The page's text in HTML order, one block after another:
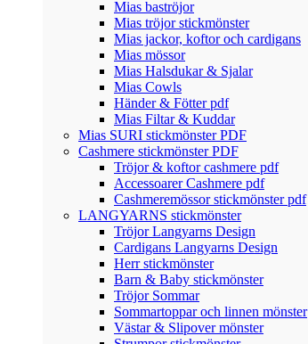
Mias baströjor
Mias tröjor stickmönster
Mias jackor, koftor och cardigans
Mias mössor
Mias Halsdukar & Sjalar
Mias Cowls
Händer & Fötter pdf
Mias Filtar & Kuddar
Mias SURI stickmönster PDF
Cashmere stickmönster PDF
Tröjor & koftor cashmere pdf
Accessoarer Cashmere pdf
Cashmeremössor stickmönster pdf
LANGYARNS stickmönster
Tröjor Langyarns Design
Cardigans Langyarns Design
Herr stickmönster
Barn & Baby stickmönster
Tröjor Sommar
Sommartoppar och linnen mönster
Västar & Slipover mönster